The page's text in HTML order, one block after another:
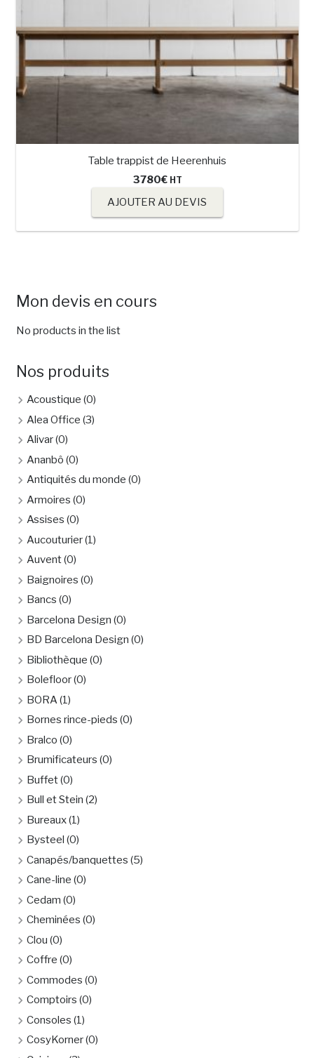
Table trappist de Heerenhuis
3780€ HT
AJOUTER AU DEVIS
Mon devis en cours
No products in the list
Nos produits
Acoustique (0)
Alea Office (3)
Alivar(0)
Ananbô (0)
Antiquités du monde (0)
Armoires (0)
Assises (0)
Aucouturier(1)
Auvent(0)
Baignoires (0)
Bancs (0)
Barcelona Design (0)
BD Barcelona Design (0)
Bibliothèque (0)
Bolefloor(0)
BORA (1)
Bornes rince-pieds (0)
Bralco (0)
Brumificateurs (0)
Buffet(0)
Bull et Stein (2)
Bureaux(1)
Bysteel (0)
Canapés/banquettes (5)
Cane-line (0)
Cedam (0)
Cheminées (0)
Clou (0)
Coffre (0)
Commodes (0)
Comptoirs (0)
Consoles (1)
CosyKorner(0)